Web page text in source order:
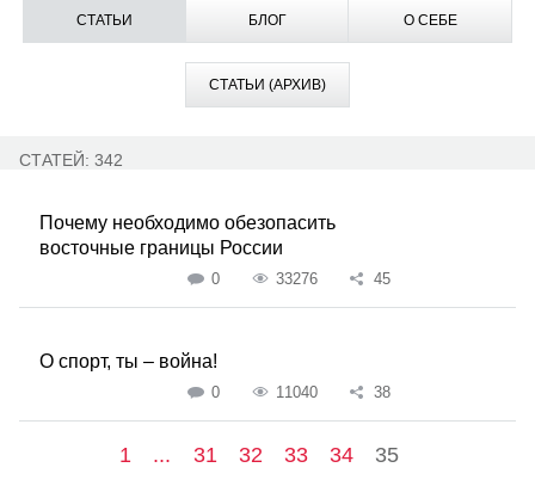
СТАТЬИ БЛОГ О СЕБЕ
СТАТЬИ (АРХИВ)
СТАТЕЙ: 342
Почему необходимо обезопасить
восточные границы России
0 33276 45
О спорт, ты – война!
0 11040 38
1 ... 31 32 33 34 35